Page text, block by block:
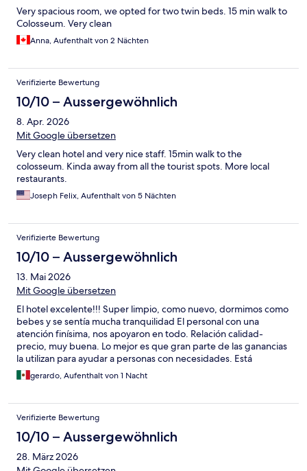
Very spacious room, we opted for two twin beds. 15 min walk to
Colosseum. Very clean
Anna, Aufenthalt von 2 Nächten
Verifizierte Bewertung
10/10 – Aussergewöhnlich
8. Apr. 2026
Mit Google übersetzen
Very clean hotel and very nice staff. 15min walk to the
colosseum. Kinda away from all the tourist spots. More local
restaurants.
Joseph Felix, Aufenthalt von 5 Nächten
Verifizierte Bewertung
10/10 – Aussergewöhnlich
13. Mai 2026
Mit Google übersetzen
El hotel excelente!!! Super limpio, como nuevo, dormimos como
bebes y se sentía mucha tranquilidad El personal con una
atención finísima, nos apoyaron en todo. Relación calidad-
precio, muy buena. Lo mejor es que gran parte de las ganancias
la utilizan para ayudar a personas con necesidades. Está
relativamente cerca del coliseo. Es un hotel al cual sí regreso.
gerardo, Aufenthalt von 1 Nacht
Verifizierte Bewertung
10/10 – Aussergewöhnlich
28. März 2026